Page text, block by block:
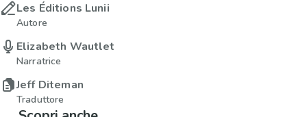
Les Éditions Lunii
Autore
Elizabeth Wautlet
Narratrice
Jeff Diteman
Traduttore